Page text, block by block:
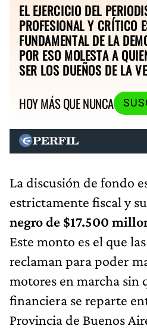
EL EJERCICIO DEL
PROFESIONAL Y CRÍTICO
FUNDAMENTAL DE LA
POR ESO MOLESTA A
SER LOS DUEÑOS DE LA
HOY MÁS QUE NUNCA
La discusión de fondo
estrictamente fiscal y
negro de $17.500
Este monto es el que
reclaman para poder
motores en marcha sin
financiera se reparte
Provincia de Buenos